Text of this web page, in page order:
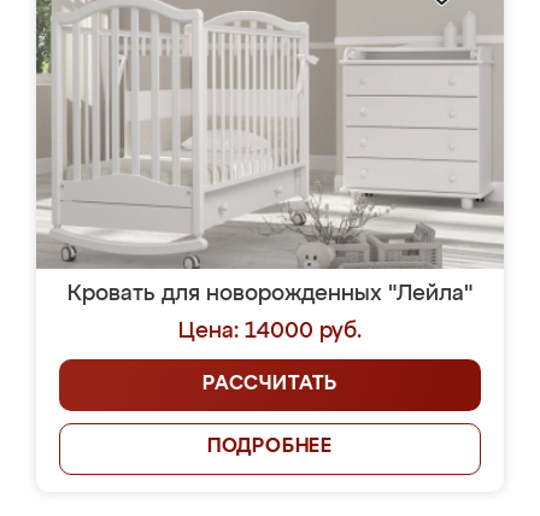
Кровать для новорожденных "Лейла"
Цена: 14000 руб.
РАССЧИТАТЬ
ПОДРОБНЕЕ